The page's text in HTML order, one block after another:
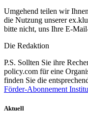
Umgehend teilen wir
die Nutzung unserer
bitte nicht, uns Ihre E-
Die Redaktion
P.S. Sollten Sie ihre
policy.com für eine
finden Sie die
Förder-Abonnement
Aktuell